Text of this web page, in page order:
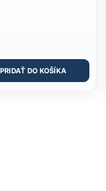
PRIDAŤ DO KOŠÍKA